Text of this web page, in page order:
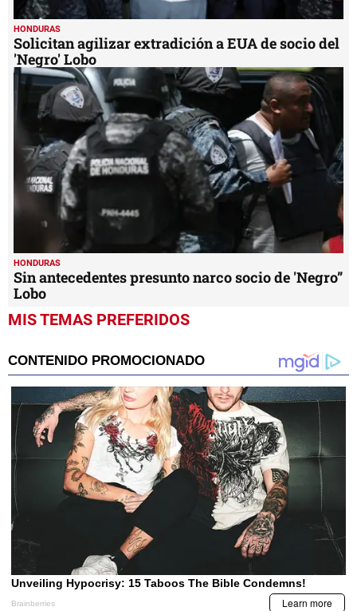
HONDURAS
Solicitan agilizar extradición a EUA de socio del
'Negro' Lobo
HONDURAS
Sin antecedentes presunto narco socio de 'Negro”
Lobo
MIS TEMAS PREFERIDOS